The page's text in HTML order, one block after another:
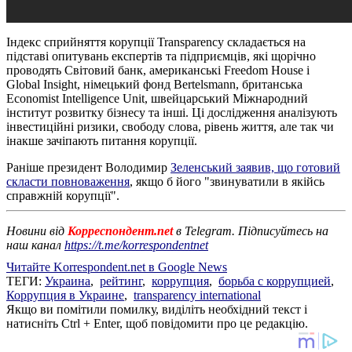
Індекс сприйняття корупції Transparency складається на
підставі опитувань експертів та підприємців, які щорічно
проводять Світовий банк, американські Freedom House і
Global Insight, німецький фонд Bertelsmann, британська
Economist Intelligence Unit, швейцарський Міжнародний
інститут розвитку бізнесу та інші. Ці дослідження аналізують
інвестиційні ризики, свободу слова, рівень життя, але так чи
інакше зачіпають питання корупції.
Раніше президент Володимир Зеленський заявив, що готовий
скласти повноваження, якщо б його "звинуватили в якійсь
справжній корупції".
Новини від Корреспондент.netв Telegram. Підписуйтесь на
наш канал https://t.me/korrespondentnet
Читайте Korrespondent.net в Google News
ТЕГИ: Украина, рейтинг, коррупция, борьба с коррупцией,
Коррупция в Украине, transparency international
Якщо ви помітили помилку, виділіть необхідний текст і
натисніть Ctrl + Enter, щоб повідомити про це редакцію.